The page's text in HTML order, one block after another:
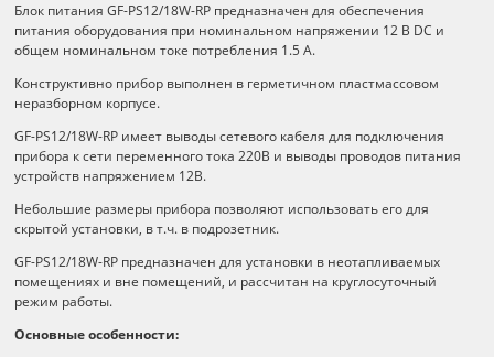
Описание
Блок питания GF-PS12/18W-RP предназначен для обеспечения
питания оборудования при номинальном напряжении 12 B DC и
общем номинальном токе потребления 1.5 А.
Конструктивно прибор выполнен в герметичном пластмассовом
неразборном корпусе.
GF-PS12/18W-RP имеет выводы сетевого кабеля для подключения
прибора к сети переменного тока 220В и выводы проводов питания
устройств напряжением 12В.
Небольшие размеры прибора позволяют использовать его для
скрытой установки, в т.ч. в подрозетник.
GF-PS12/18W-RP предназначен для установки в неотапливаемых
помещениях и вне помещений, и рассчитан на круглосуточный
режим работы.
Основные особенности: